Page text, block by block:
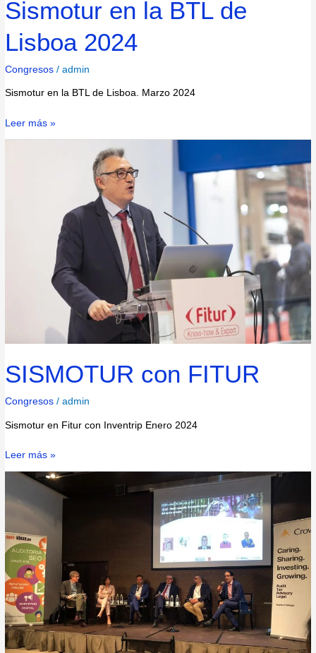
Sismotur en la BTL de
Lisboa 2024
Congresos /admin
Sismotur en la BTL de Lisboa. Marzo 2024
Leer más »
SISMOTUR con FITUR
Congresos /admin
Sismotur en Fitur con Inventrip Enero 2024
Leer más »
Sismotur
participa
congreso
de
IA
y
tendencias
de
turismo
de